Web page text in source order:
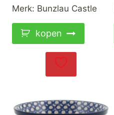
Merk: Bunzlau Castle
kopen